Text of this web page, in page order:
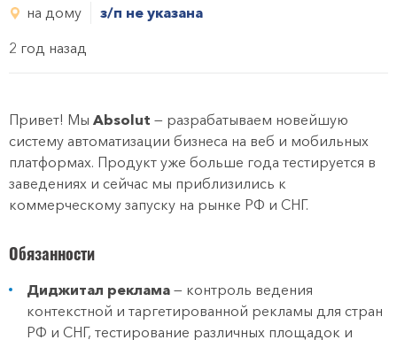
на дому
з/п не указана
2 год назад
Привет! Мы Absolut — разрабатываем новейшую
систему автоматизации бизнеса на веб и мобильных
платформах. Продукт уже больше года тестируется в
заведениях и сейчас мы приблизились к
коммерческому запуску на рынке РФ и СНГ.
Обязанности
Диджитал реклама — контроль ведения
контекстной и таргетированной рекламы для стран
РФ и СНГ, тестирование различных площадок и